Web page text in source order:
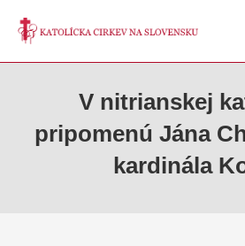
V nitrianskej
pripomenú Jána
kardinála